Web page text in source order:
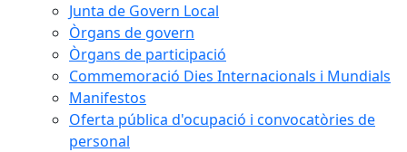
Junta de Govern Local
Òrgans de govern
Òrgans de participació
Commemoració Dies Internacionals i Mundials
Manifestos
Oferta pública d'ocupació i convocatòries de
personal